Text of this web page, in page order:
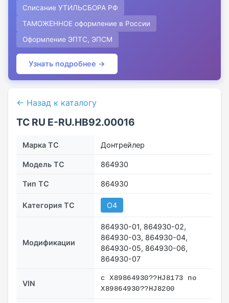
Списание УТИЛЬСБОРА РФ
ТАМОЖЕННОЕ оформление в России
Оформление ЭПТС, ЭПСМ
Узнать подробнее →
← Назад к каталогу
ТС RU Е-RU.НВ92.00016
Марка ТС Донтрейлер
Модель ТС 864930
Тип ТС 864930
Категория ТС О4
Модификации
864930-01, 864930-02,
864930-03, 864930-04,
864930-05, 864930-06,
864930-07
VIN
с X89864930??HJ8173 по
X89864930??HJ8200